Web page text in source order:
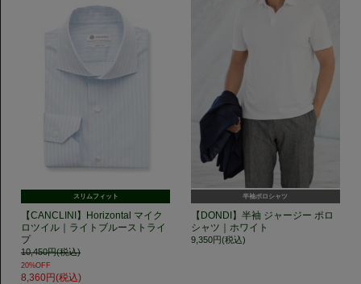
スリムフィット
【CANCLINI】Horizontal マイク
ロツイル｜ライトブルーストライ
プ
10,450円(税込)
20%OFF
8,360円(税込)
半袖ポロシャツ
【DONDI】半袖 ジャージー ポロ
シャツ｜ホワイト
9,350円(税込)